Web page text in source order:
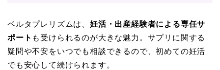
ベルタプレリズムは、 妊活・出産経験者による専任サ
ポート も受けられるのが大きな魅力。サプリに関する
疑問や不安をいつでも相談できるので、初めての妊活
でも安心して続けられます。